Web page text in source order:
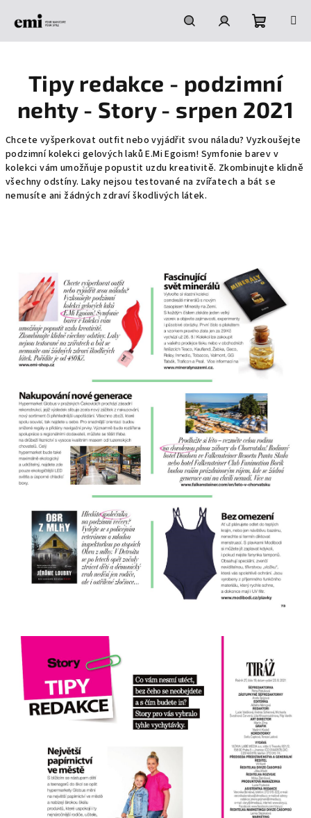
HledatPřihlášeníNákupní
košík
Tipy redakce - podzimní
nehty - Story - srpen 2021
Chcete vyšperkovat outfit nebo vyjádřit svou náladu? Vyzkoušejte
podzimní kolekci gelových lakůE.MiEgoism! Symfonie barev v
kolekci vám umožňuje popustit uzdu kreativitě. Zkombinujte klidně
všechny odstíny. Laky nejsou testované na zvířatech a bát se
nemusíte ani žádných zdraví škodlivých látek.